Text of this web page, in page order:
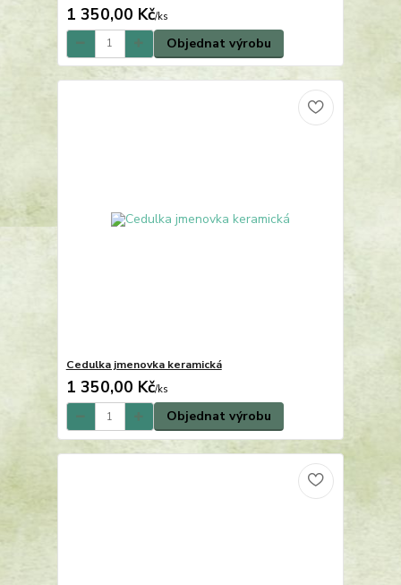
1 350,00 Kč/ks
Objednat výrobu
Cedulka jmenovka keramická
1 350,00 Kč/ks
Objednat výrobu